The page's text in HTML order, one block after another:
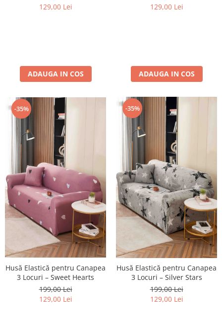
129,00 Lei
ADAUGA IN COS
129,00 Lei
ADAUGA IN COS
-35%
Husă Elastică pentru Canapea
3 Locuri – Sweet Hearts
199,00 Lei
129,00 Lei
-35%
Husă Elastică pentru Canapea
3 Locuri – Silver Stars
199,00 Lei
129,00 Lei